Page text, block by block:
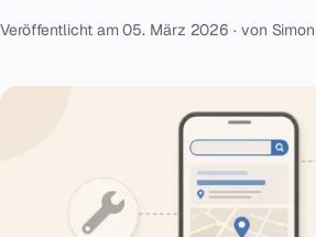
English
Veröffentlicht am 05. März 2026 · von